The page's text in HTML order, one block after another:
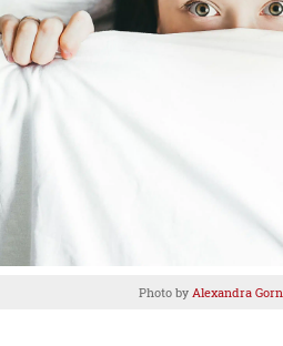
Photo by Alexandra Gorn